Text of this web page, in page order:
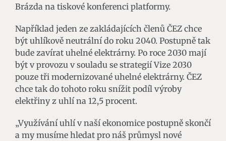
Brázda na tiskové konferenci platformy.
Například jeden ze zakládajících členů ČEZ chce
být uhlíkově neutrální do roku 2040. Postupně tak
bude zavírat uhelné elektrárny. Po roce 2030 mají
být v provozu v souladu se strategií Vize 2030
pouze tři modernizované uhelné elektrárny. ČEZ
chce tak do tohoto roku snížit podíl výroby
elektřiny z uhlí na 12,5 procent.
„Využívání uhlí v naší ekonomice postupně skončí
a my musíme hledat pro náš průmysl nové